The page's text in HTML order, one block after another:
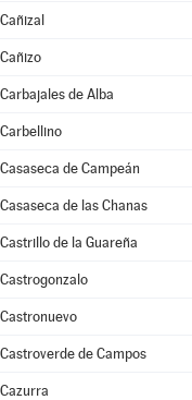
Cañizal
Cañizo
Carbajales de Alba
Carbellino
Casaseca de Campeán
Casaseca de las Chanas
Castrillo de la Guareña
Castrogonzalo
Castronuevo
Castroverde de Campos
Cazurra